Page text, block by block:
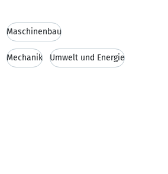
Maschinenbau
Mechanik Umwelt und Energie